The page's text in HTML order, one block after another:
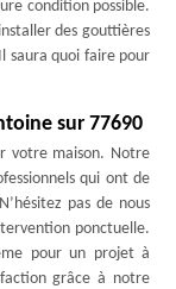
condition possible.
des gouttières
saura quoi faire pour
sur 77690
votre maison. Notre
qui ont de
pas de nous
ponctuelle.
pour un projet à
grâce à notre